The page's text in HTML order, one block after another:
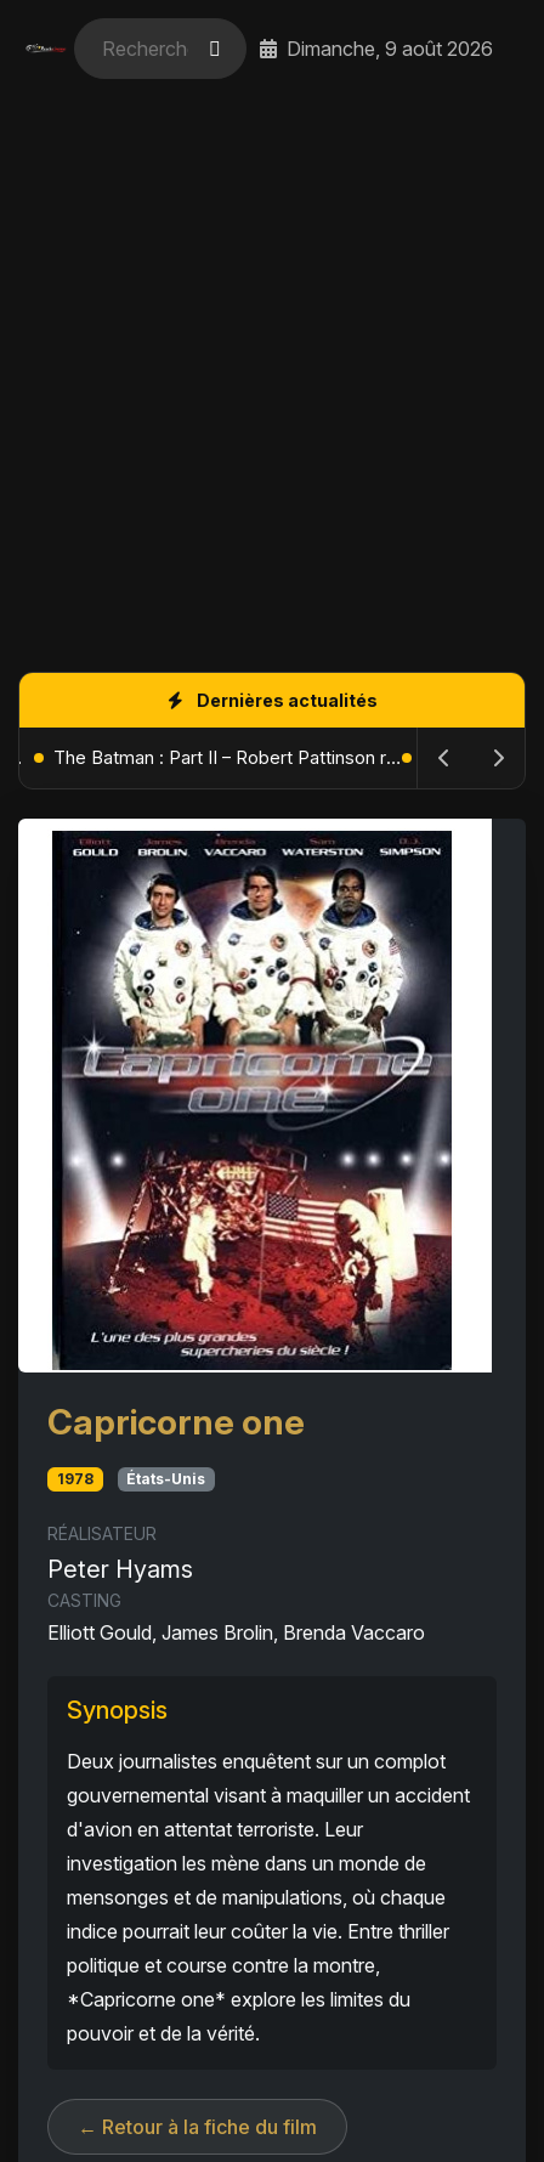
Dimanche, 9 août 2026
Dernières actualités
L'Âge de Glace : Le Réveil du Volcan – Manny, Sid et Diego de retour pour une aventure explosive The Batman : Part II – Robert Pattinson replonge dans les ténèbres de Gotham dès octobre 2027
Capricorne one
1978 États-Unis
RÉALISATEUR
Peter Hyams
CASTING
Elliott Gould, James Brolin, Brenda Vaccaro
Synopsis
Deux journalistes enquêtent sur un complot
gouvernemental visant à maquiller un accident
d'avion en attentat terroriste. Leur
investigation les mène dans un monde de
mensonges et de manipulations, où chaque
indice pourrait leur coûter la vie. Entre thriller
politique et course contre la montre,
*Capricorne one* explore les limites du
pouvoir et de la vérité.
← Retour à la fiche du film